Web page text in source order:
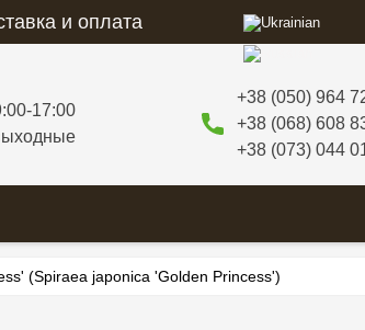
и оплата
17:00
+38 (050) 964
+38 (068) 608
+38 (073) 044
(Spiraea japonica 'Golden Princess')